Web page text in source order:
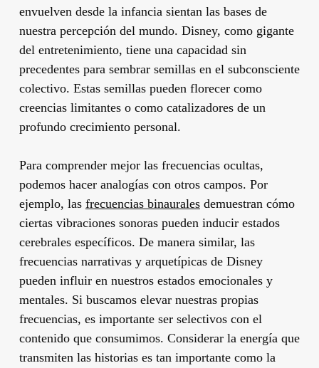
envuelven desde la infancia sientan las bases de
nuestra percepción del mundo. Disney, como gigante
del entretenimiento, tiene una capacidad sin
precedentes para sembrar semillas en el subconsciente
colectivo. Estas semillas pueden florecer como
creencias limitantes o como catalizadores de un
profundo crecimiento personal.
Para comprender mejor las frecuencias ocultas,
podemos hacer analogías con otros campos. Por
ejemplo, las frecuencias binauralesdemuestran cómo
ciertas vibraciones sonoras pueden inducir estados
cerebrales específicos. De manera similar, las
frecuencias narrativas y arquetípicas de Disney
pueden influir en nuestros estados emocionales y
mentales. Si buscamos elevar nuestras propias
frecuencias, es importante ser selectivos con el
contenido que consumimos. Considerar la energía que
transmiten las historias es tan importante como la